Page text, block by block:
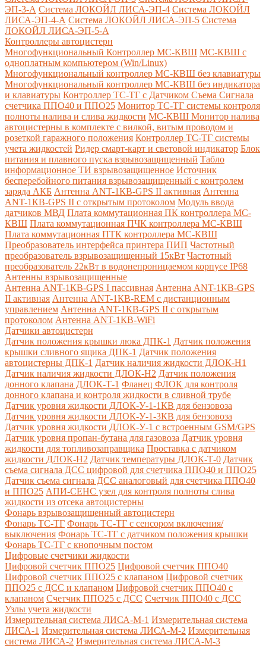
ЭП-3-А Система ЛОКОЙЛ ЛИСА-ЭП-4 Система ЛОКОЙЛ
ЛИСА-ЭП-4-А Система ЛОКОЙЛ ЛИСА-ЭП-5 Система
ЛОКОЙЛ ЛИСА-ЭП-5-А
Контроллеры автоцистерн
Многофункциональный Контроллер МС-КВШ МС-КВШ с
одноплатным компьютером (Win/Linux)
Многофункциональный контроллер МС-КВШ без клавиатуры
Многофункциональный контроллер МС-КВШ без индикатора
и клавиатуры Контроллер ТС-ТГ с Датчиком Съема Сигнала
счетчика ППО40 и ППО25 Монитор ТС-ТГ системы контроля
полноты налива и слива жидкости МС-КВШ Монитор налива
автоцистерны в комплекте с вилкой, витым проводом и
розеткой гаражного положения Контроллер ТС-ТГ системы
учета жидкостей Ридер смарт-карт и световой индикатор Блок
питания и плавного пуска взрывозащищенный Табло
информационное ТИ взрывозащищенное Источник
бесперебойного питания взрывозащищенный с контролем
заряда АКБ Антенна ANT-1КВ-GPS II активная Антенна
ANT-1КВ-GPS II с открытым протоколом Модуль ввода
датчиков МВД Плата коммутационная ПК контроллера МС-
КВШ Плата коммутационная ПЧК контроллера МС-КВШ
Плата коммутационная ПТК контроллера МС-КВШ
Преобразователь интерфейса принтера ПИП Частотный
преобразователь взрывозащищенный 15кВт Частотный
преобразователь 22кВт в водонепроницаемом корпусе IP68
Антенны взрывозащищенные
Антенна ANT-1КВ-GPS I пассивная Антенна ANT-1КВ-GPS
II активная Антенна ANT-1КВ-REM c дистанционным
управлением Антенна ANT-1КВ-GPS II с открытым
протоколом Антенна ANT-1КВ-WiFi
Датчики автоцистерн
Датчик положения крышки люка ДПК-1 Датчик положения
крышки сливного ящика ДПК-1 Датчик положения
автоцистерны ДПК-1 Датчик наличия жидкости ДЛОК-Н1
Датчик наличия жидкости ДЛОК-Н2 Датчик положения
донного клапана ДЛОК-Т-1 Фланец ФЛОК для контроля
донного клапана и контроля жидкости в сливной трубе
Датчик уровня жидкости ДЛОК-У-1-1КВ для бензовоза
Датчик уровня жидкости ДЛОК-У-1-3КВ для бензовоза
Датчик уровня жидкости ДЛОК-У-1 с встроенным GSM/GPS
Датчик уровня пропан-бутана для газовоза Датчик уровня
жидкости для топливозаправщика Проставка с датчиком
жидкости ДЛОК-Н2 Датчик температуры ДЛОК-Т-0 Датчик
съема сигнала ДСС цифровой для счетчика ППО40 и ППО25
Датчик съема сигнала ДСС аналоговый для счетчика ППО40
и ППО25 АПИ-СЕНС узел для контроля полноты слива
жидкости из отсека автоцистерны
Фонарь взрывозащищенный автоцистерн
Фонарь ТС-ТГ Фонарь ТС-ТГ с сенсором включения/
выключения Фонарь ТС-ТГ с датчиком положения крышки
Фонарь ТС-ТГ с кнопочным постом
Цифровые счетчики жидкости
Цифровой счетчик ППО25 Цифровой счетчик ППО40
Цифровой счетчик ППО25 с клапаном Цифровой счетчик
ППО25 с ДСС и клапаном Цифровой счетчик ППО40 с
клапаном Счетчик ППО25 с ДСС Счетчик ППО40 с ДСС
Узлы учета жидкости
Измерительная система ЛИСА-М-1 Измерительная система
ЛИСА-1 Измерительная система ЛИСА-М-2 Измерительная
система ЛИСА-2 Измерительная система ЛИСА-М-3